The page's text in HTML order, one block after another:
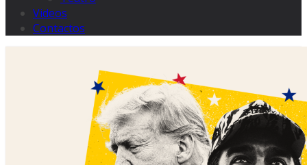
Videos
Contactos